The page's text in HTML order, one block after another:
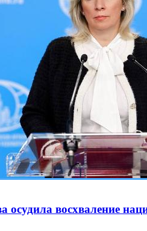
осудила восхваление